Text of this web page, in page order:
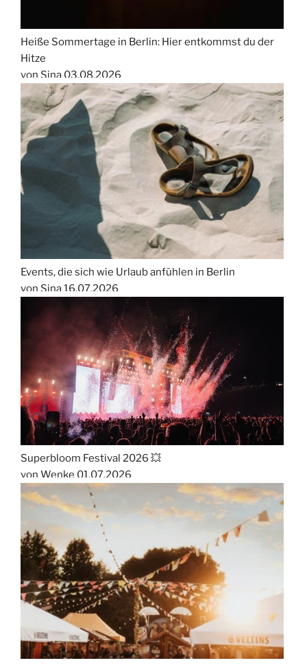
Heiße Sommertage in Berlin: Hier entkommst du der
Hitze
von Sina 03.08.2026
Events, die sich wie Urlaub anfühlen in Berlin
von Sina16.07.2026
Superbloom Festival 2026 💥
von Wenke 01.07.2026